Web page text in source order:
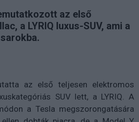
az első
a LYRIQ luxus-SUV, ami a
az első teljesen elektromos
SUV lett, a LYRIQ. A
a Tesla megszorongatására